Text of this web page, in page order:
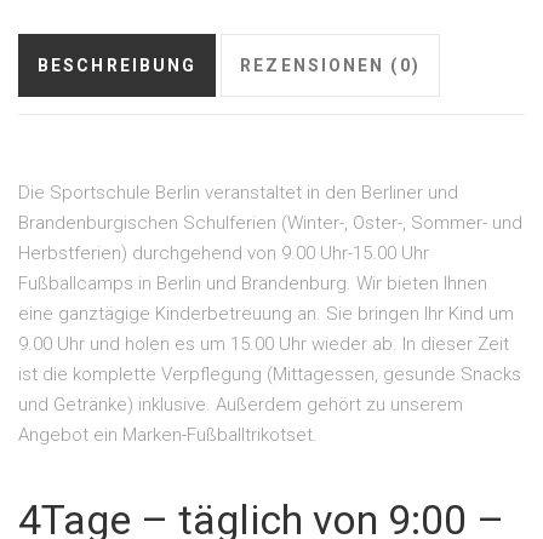
BESCHREIBUNG REZENSIONEN (0)
Die Sportschule Berlin veranstaltet in den Berliner und
Brandenburgischen Schulferien (Winter-, Oster-, Sommer- und
Herbstferien) durchgehend von 9.00 Uhr-15.00 Uhr
Fußballcamps in Berlin und Brandenburg. Wir bieten Ihnen
eine ganztägige Kinderbetreuung an. Sie bringen Ihr Kind um
9.00 Uhr und holen es um 15.00 Uhr wieder ab. In dieser Zeit
ist die komplette Verpflegung (Mittagessen, gesunde Snacks
und Getränke) inklusive. Außerdem gehört zu unserem
Angebot ein Marken-Fußballtrikotset.
4Tage – täglich von 9:00 –